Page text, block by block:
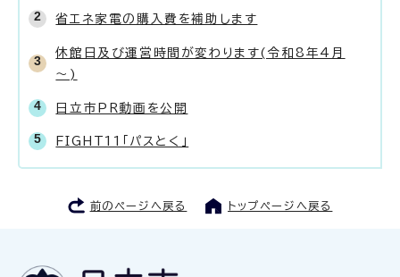
省エネ家電の購入費を補助します
休館日及び運営時間が変わります(令和8年4月
～)
日立市PR動画を公開
FIGHT11「パスとく」
前のページへ戻る トップページへ戻る